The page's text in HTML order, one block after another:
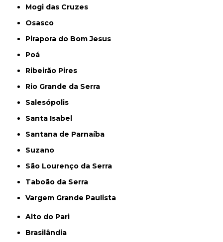
Mogi das Cruzes
Osasco
Pirapora do Bom Jesus
Poá
Ribeirão Pires
Rio Grande da Serra
Salesópolis
Santa Isabel
Santana de Parnaíba
Suzano
São Lourenço da Serra
Taboão da Serra
Vargem Grande Paulista
Alto do Pari
Brasilândia